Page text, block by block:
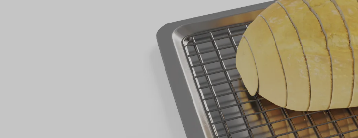
rápida evolución de las demandas de los consumidores y las tendencias
En Dennis Group, nuestra experiencia fundamental reside en la ingeniería
de procesos de alimentos y bebidas. Nuestro equipo de procesos, que
constituye un tercio de nuestro personal técnico, son expertos en el
diseño de procesos higiénicos, eficientes e innovadores, utilizando el
equipamiento y los niveles de automatización adecuados para entregar
su proyecto con éxito. Aportamos décadas de experiencia en el diseño
de plantas de procesamiento de alimentos, ayudando a los clientes a